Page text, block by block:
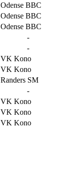
Odense BBC
Odense BBC
Odense BBC
-
-
VK Kono
VK Kono
Randers SM
-
VK Kono
VK Kono
VK Kono